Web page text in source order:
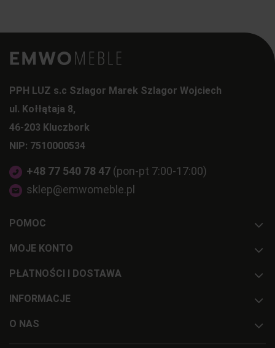
PPH LUZ s.c Szlagor Marek Szlagor Wojciech
ul. Kołłątaja 8,
46-203 Kluczbork
NIP: 7510000534
+48 77 540 78 47 (pon-pt 7:00-17:00)
sklep@emwomeble.pl
POMOC
MOJE KONTO
PŁATNOŚCI I DOSTAWA
INFORMACJE
O NAS